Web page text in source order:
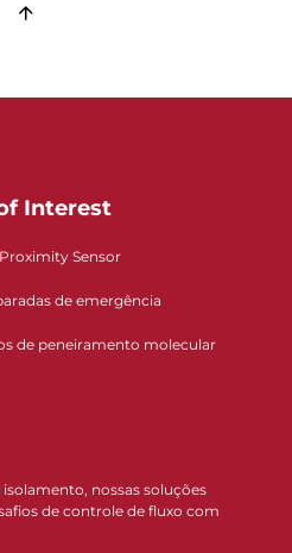
Interest
Sensor
de emergência
de peneiramento molecular
nossas soluções
de controle de fluxo com